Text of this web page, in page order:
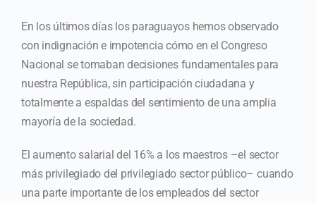
En los últimos días los paraguayos hemos observado
con indignación e impotencia cómo en el Congreso
Nacional se tomaban decisiones fundamentales para
nuestra República, sin participación ciudadana y
totalmente a espaldas del sentimiento de una amplia
mayoría de la sociedad.
El aumento salarial del 16% a los maestros –el sector
más privilegiado del privilegiado sector público– cuando
una parte importante de los empleados del sector